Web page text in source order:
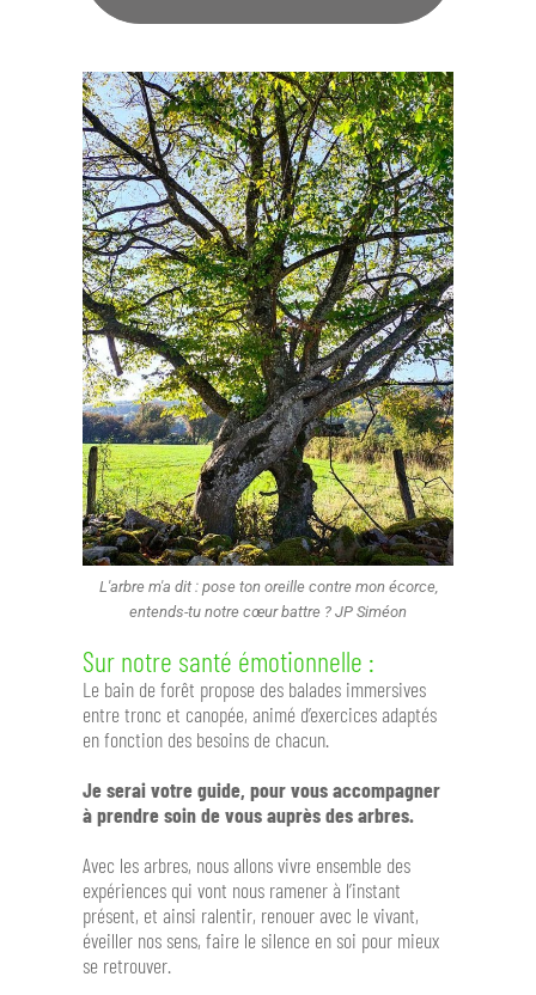
L'arbre m'a dit : pose ton oreille contre mon écorce,
entends-tu notre cœur battre ? JP Siméon
Sur notre santé émotionnelle :
Le bain de forêt propose des balades immersives
entre tronc et canopée, animé d’exercices adaptés
en fonction des besoins de chacun.
Je serai votre guide, pour vous accompagner
à prendre soin de vous auprès des arbres.
Avec les arbres, nous allons vivre ensemble des
expériences qui vont nous ramener à l’instant
présent, et ainsi ralentir, renouer avec le vivant,
éveiller nos sens, faire le silence en soi pour mieux
se retrouver.